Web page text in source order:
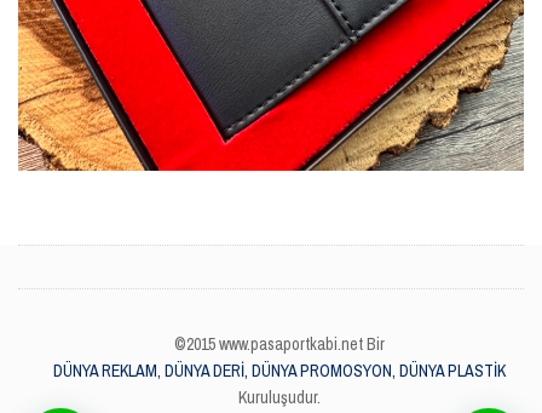
©2015 www.pasaportkabi.net Bir
DÜNYA REKLAM, DÜNYA DERİ, DÜNYA PROMOSYON, DÜNYA PLASTİK
Kuruluşudur.